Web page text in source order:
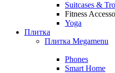
Suitcases &
Fitness
Yoga
Плитка
Плитка Megamenu
Phones
Smart Home